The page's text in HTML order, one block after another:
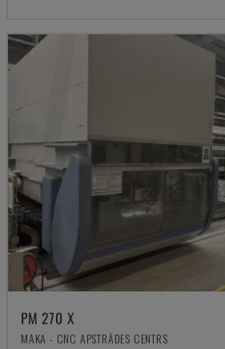
PM 270 X
MAKA - CNC APSTRĀDES CENTRS